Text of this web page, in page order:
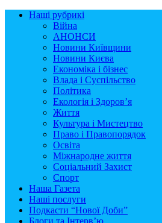
Наші рубрикі
Війна
АНОНСИ
Новини Київщини
Новини Києва
Економіка і бізнес
Влада і Суспільство
Політика
Екологія і Здоров’я
Життя
Культура і Мистецтво
Право і Правопорядок
Освіта
Міжнародне життя
Соціальний Захист
Спорт
Наша Газета
Наші послуги
Подкасти “Нової Доби”
Блоги та Інтерв’ю